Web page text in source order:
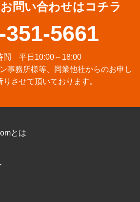
問い合わせはコチラ
351-5661
間 平日10:00～18:00
事務所様等、同業他社からのお申し
りさせて頂いております。
とは